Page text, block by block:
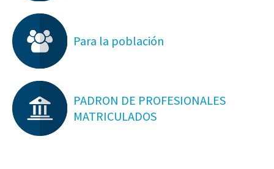
Para la población
PADRON DE PROFESIONALES
MATRICULADOS